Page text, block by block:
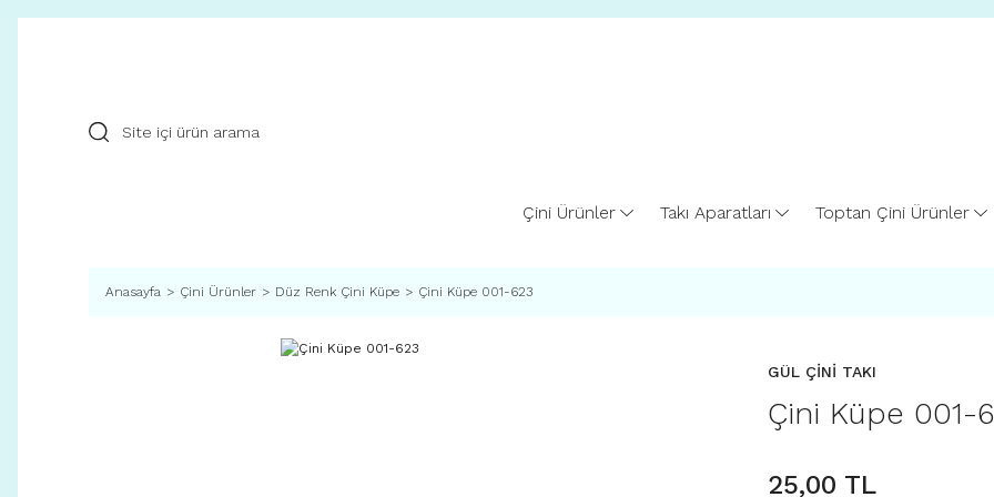
Çini Ürünler Takı Aparatları Toptan Çini Ürünler
Anasayfa Çini Ürünler Düz Renk Çini Küpe Çini Küpe 001-623
GÜL ÇİNİ TAKI
Çini Küpe 001-
25,00 TL